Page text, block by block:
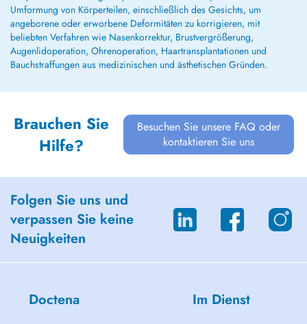
Umformung von Körperteilen, einschließlich des Gesichts, um
angeborene oder erworbene Deformitäten zu korrigieren, mit
beliebten Verfahren wie Nasenkorrektur, Brustvergrößerung,
Augenlidoperation, Ohrenoperation, Haartransplantationen und
Bauchstraffungen aus medizinischen und ästhetischen Gründen.
Brauchen Sie
Hilfe?
Besuchen Sie unsere FAQ oder
kontaktieren Sie uns
Folgen Sie uns und
verpassen Sie keine
Neuigkeiten
Doctena Im Dienst